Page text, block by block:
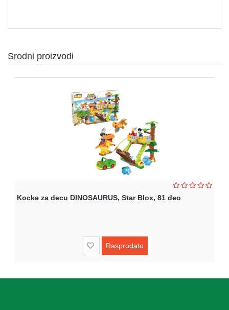
Srodni proizvodi
Kocke za decu DINOSAURUS, Star Blox, 81 deo
Rasprodato